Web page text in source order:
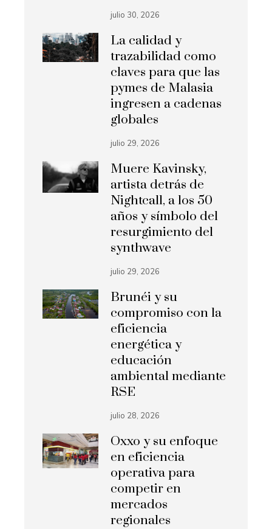
julio 30, 2026
La calidad y
trazabilidad como
claves para que las
pymes de Malasia
ingresen a cadenas
globales
julio 29, 2026
Muere Kavinsky,
artista detrás de
Nightcall, a los 50
años y símbolo del
resurgimiento del
synthwave
julio 29, 2026
Brunéi y su
compromiso con la
eficiencia
energética y
educación
ambiental mediante
RSE
julio 28, 2026
Oxxo y su enfoque
en eficiencia
operativa para
competir en
mercados
regionales